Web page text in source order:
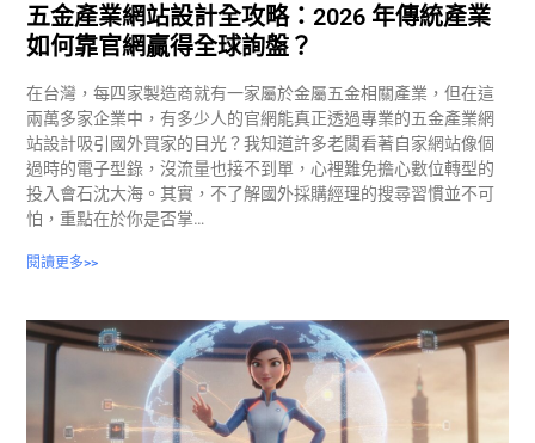
五金產業網站設計全攻略：2026 年傳統產業
如何靠官網贏得全球詢盤？
在台灣，每四家製造商就有一家屬於金屬五金相關產業，但在這
兩萬多家企業中，有多少人的官網能真正透過專業的五金產業網
站設計吸引國外買家的目光？我知道許多老闆看著自家網站像個
過時的電子型錄，沒流量也接不到單，心裡難免擔心數位轉型的
投入會石沈大海。其實，不了解國外採購經理的搜尋習慣並不可
怕，重點在於你是否掌…
閱讀更多>>